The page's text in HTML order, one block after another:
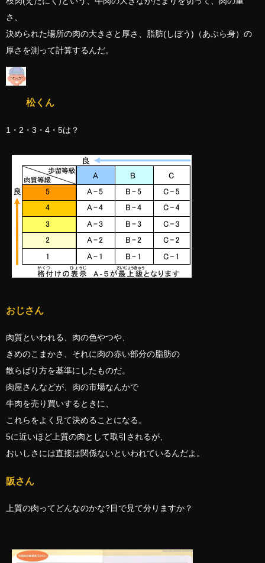
さ、
決められた場所の肉の大きさと厚さ、脂肪(しぼう)（あぶら身）の
厚さを測って計算するんだ。
松くん
1・2・3・4・5は？
おじさん
肉質といわれる、肉の色やつや、
きめのこまかさ、それに肉の赤い部分の脂肪の
散らばり方を基準にしたものだ。
肉屋さんなどが、肉の市場なんかで
牛肉を売り買いするときに、
これらをよく見て決めることになる。
5に近いほど上質の肉として取引されるが、
おいしさには直接は関係ないといわれているんだよ。
阪さん
上質の肉ってどんなのかな?目で見て分りますか？